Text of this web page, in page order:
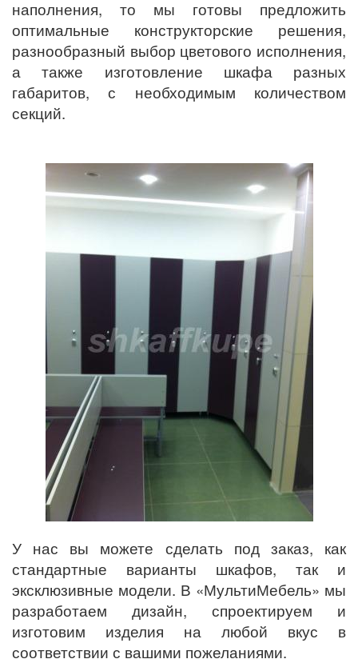
наполнения, то мы готовы предложить
оптимальные конструкторские решения,
разнообразный выбор цветового исполнения,
а также изготовление шкафа разных
габаритов, с необходимым количеством
секций.
У нас вы можете сделать под заказ, как
стандартные варианты шкафов, так и
эксклюзивные модели. В «МультиМебель» мы
разработаем дизайн, спроектируем и
изготовим изделия на любой вкус в
соответствии с вашими пожеланиями.